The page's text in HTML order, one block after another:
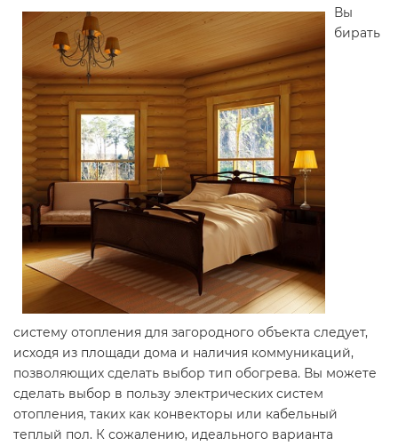
Вы
бирать
систему отопления для загородного объекта следует,
исходя из площади дома и наличия коммуникаций,
позволяющих сделать выбор тип обогрева. Вы можете
сделать выбор в пользу электрических систем
отопления, таких как конвекторы или кабельный
теплый пол. К сожалению, идеального варианта